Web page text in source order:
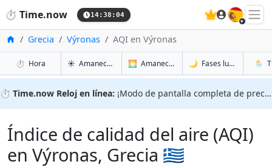
⏱️ Time.now 14:38:04 🇪🇸
InicioGrecia Výronas AQI en Výronas
⏱️ Horaen Výronas
☀️ Amanecer y atardecer en Výronas
🌅 Amanecer y atardecer mañana en
🌙 Fases lunares en🌦️
⏱️ Time.now Reloj en línea: ¡Modo de pantalla completa de precisión!
Índice de calidad del aire (AQI)
en Výronas, Grecia 🇬🇷